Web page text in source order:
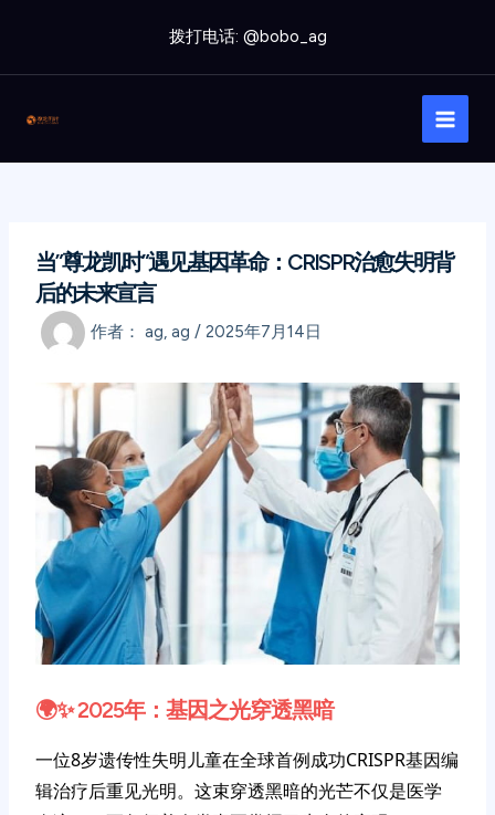
内
拨打电话: @bobo_ag
Main
Menu
当”尊龙凯时”遇见基因革命：CRISPR治愈失明背
后的未来宣言
作者： ag, ag /2025年7月14日
🌍✨ 2025年：基因之光穿透黑暗
一位8岁遗传性失明儿童在全球首例成功CRISPR基因编
辑治疗后重见光明。这束穿透黑暗的光芒不仅是医学